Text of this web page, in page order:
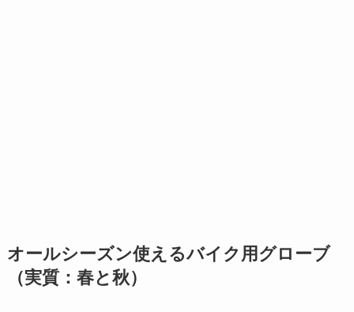
オールシーズン使えるバイク用グローブ
（実質：春と秋）